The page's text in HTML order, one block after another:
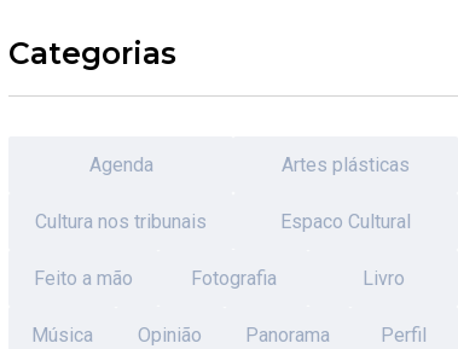
Categorias
Agenda Artes plásticas
Cultura nos tribunais Espaco Cultural
Feito a mão Fotografia Livro
Música Opinião Panorama Perfil